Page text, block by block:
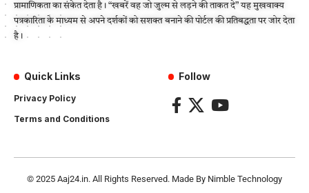
प्रामाणिकता का संकेत देता है। “खबरें वह जो जुल्म से लड़ने की ताकत दे” यह मुखवाक्य
पत्रकारिता के माध्यम से अपने दर्शकों को सशक्त बनाने की पोर्टल की प्रतिबद्धता पर जोर देता
है।
Quick Links
Privacy Policy
Terms and Conditions
Follow
© 2025 Aaj24.in. All Rights Reserved. Made By Nimble Technology